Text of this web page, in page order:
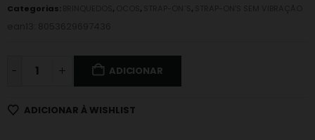
Categorias:
, , ,
- ADICIONAR
ADICIONAR À WISHLIST